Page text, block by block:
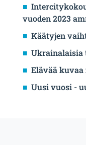
vuoden 2023
Käätyjen
Ukrainalaisia
Elävää
Uusi vuosi -